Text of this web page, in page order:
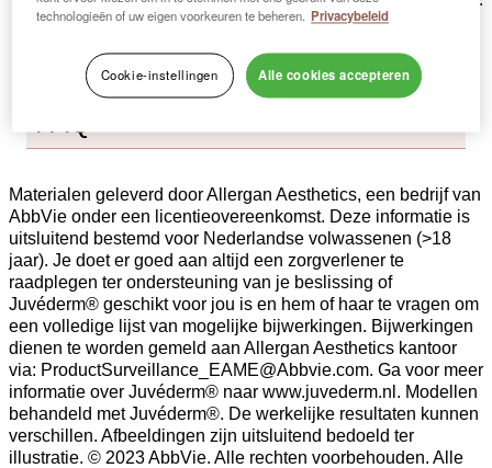
Behandeling
Materialen geleverd door Allergan Aesthetics, een bedrijf van
AbbVie onder een licentieovereenkomst. Deze informatie is
uitsluitend bestemd voor Nederlandse volwassenen (>18
jaar). Je doet er goed aan altijd een zorgverlener te
raadplegen ter ondersteuning van je beslissing of
Juvéderm® geschikt voor jou is en hem of haar te vragen om
een volledige lijst van mogelijke bijwerkingen. Bijwerkingen
dienen te worden gemeld aan Allergan Aesthetics kantoor
via: ProductSurveillance_EAME@Abbvie.com. Ga voor meer
informatie over Juvéderm® naar www.juvederm.nl. Modellen
behandeld met Juvéderm®. De werkelijke resultaten kunnen
verschillen. Afbeeldingen zijn uitsluitend bedoeld ter
illustratie. © 2023 AbbVie. Alle rechten voorbehouden. Alle
technologieën of uw eigen voorkeuren te beheren. Privacybeleid
Alle cookies accepteren
Cookie-instellingen